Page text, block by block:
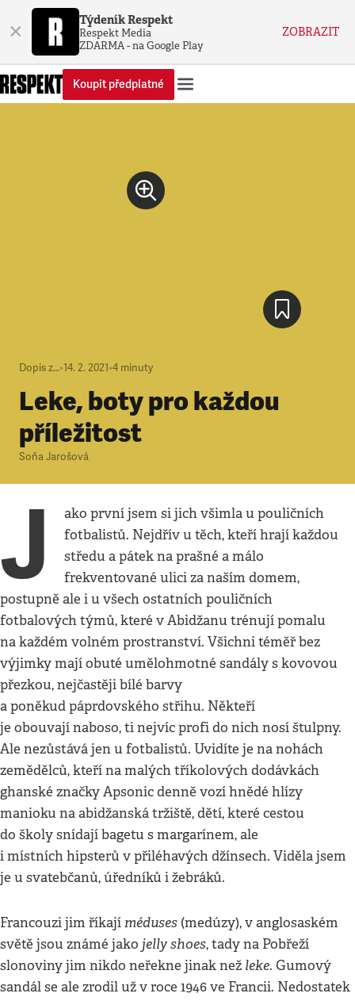
× Týdeník Respekt
Respekt Media
ZDARMA - na Google Play
ZOBRAZIT
Koupit předplatné
Dopis z…•14. 2. 2021•4 minuty
Leke, boty pro každou
příležitost
Soňa Jarošová
J
ako první jsem si jich všimla u pouličních
fotbalistů. Nejdřív u těch, kteří hrají každou
středu a pátek na prašné a málo
frekventované ulici za naším domem,
postupně ale i u všech ostatních pouličních
fotbalových týmů, které v Abidžanu trénují pomalu
na každém volném prostranství. Všichni téměř bez
výjimky mají obuté umělohmotné sandály s kovovou
přezkou, nejčastěji bílé barvy
a poněkud páprdovského střihu. Někteří
je obouvají naboso, ti nejvíc profi do nich nosí štulpny.
Ale nezůstává jen u fotbalistů. Uvidíte je na nohách
zemědělců, kteří na malých tříkolových dodávkách
ghanské značky Apsonic denně vozí hnědé hlízy
manioku na abidžanská tržiště, dětí, které cestou
do školy snídají bagetu s margarínem, ale
i místních hipsterů v přiléhavých džínsech. Viděla jsem
je u svatebčanů, úředníků i žebráků.
Francouzi jim říkajíméduses (medúzy), v anglosaském
světě jsou známé jako jelly shoes, tady na Pobřeží
slonoviny jim nikdo neřekne jinak než leke. Gumový
sandál se ale zrodil už v roce 1946 ve Francii. Nedostatek